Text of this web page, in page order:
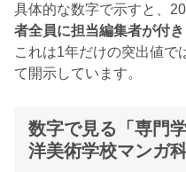
具体的な数字で示すと、
者全員に担当編集者が付
これは1年だけの突出値で
て開示しています。
数字で見る「専門
洋美術学校マンガ